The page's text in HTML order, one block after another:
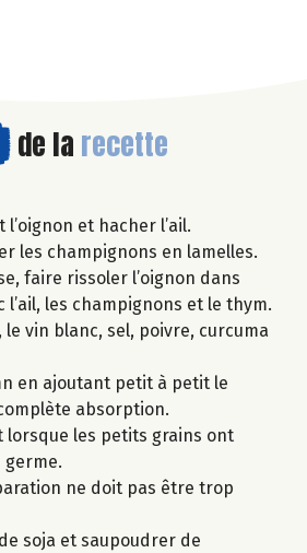
de la recette
et hacher l’ail.
les champignons en lamelles.
faire rissoler l’oignon dans
l’ail, les champignons et le thym.
vin blanc, sel, poivre, curcuma
en ajoutant petit à petit le
absorption.
lorsque les petits grains ont
germe.
ne doit pas être trop
soja et saupoudrer de